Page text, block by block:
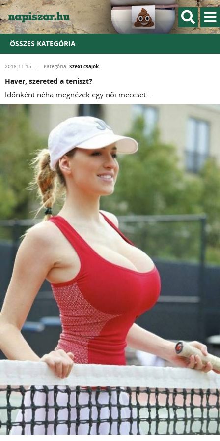
ÖSSZES KATEGÓRIA
2018.11.15. Kategória: Szexi csajok
Haver, szereted a teniszt?
Időnként néha megnézek egy női meccset...